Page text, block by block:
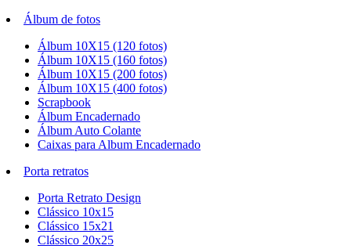
Álbum de fotos
Álbum 10X15 (120 fotos)
Álbum 10X15 (160 fotos)
Álbum 10X15 (200 fotos)
Álbum 10X15 (400 fotos)
Scrapbook
Álbum Encadernado
Álbum Auto Colante
Caixas para Album Encadernado
Porta retratos
Porta Retrato Design
Clássico 10x15
Clássico 15x21
Clássico 20x25